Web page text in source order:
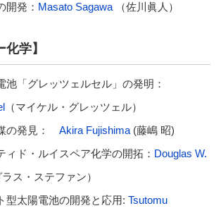
開発： Masato Sagawa（佐川眞人）
化学】
池「グレッツェルセル」の発明：
（マイケル・グレッツェル）
の発見： Akira Fujishima(藤嶋 昭)
ィド・ルイスペア化学の開拓： Douglas W.
ス・ステファン）
型太陽電池の開発と応用: Tsutomu